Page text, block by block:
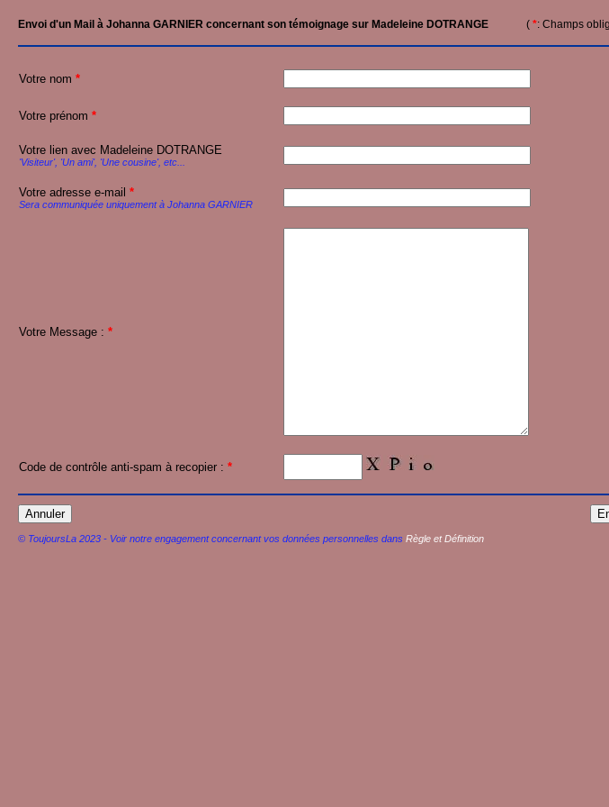
Envoi d'un Mail à Johanna GARNIER concernant son témoignage sur Madeleine DOTRANGE ( *: Champs
Votre nom *
Votre prénom *
Votre lien avec Madeleine DOTRANGE
'Visiteur', 'Un ami', 'Une cousine', etc...
Votre adresse e-mail *
Sera communiquée uniquement à Johanna GARNIER
Votre Message : *
Code de contrôle anti-spam à recopier : *
© ToujoursLa 2023 - Voir notre engagement concernant vos données personnelles dans Règle et Définition